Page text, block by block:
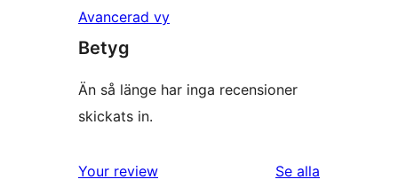
Avancerad vy
Betyg
Än så länge har inga recensioner
skickats in.
Your review
Se alla